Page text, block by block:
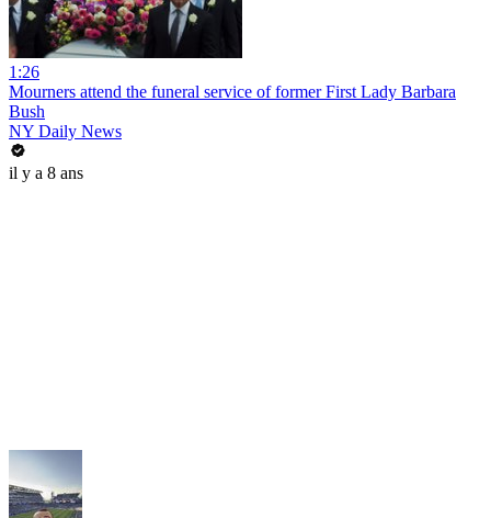
1:26
Mourners attend the funeral service of former First Lady Barbara
Bush
NY Daily News
il y a 8 ans